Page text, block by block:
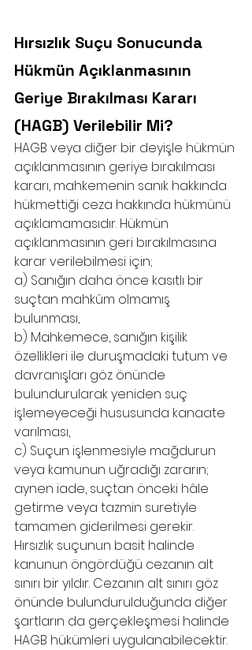
Hırsızlık Suçu Sonucunda
Hükmün Açıklanmasının
Geriye Bırakılması Kararı
(HAGB) Verilebilir Mi?
HAGB veya diğer bir deyişle hükmün
açıklanmasının geriye bırakılması
kararı, mahkemenin sanık hakkında
hükmettiği ceza hakkında hükmünü
açıklamamasıdır. Hükmün
açıklanmasının geri bırakılmasına
karar verilebilmesi için;
a) Sanığın daha önce kasıtlı bir
suçtan mahkûm olmamış
bulunması,
b) Mahkemece, sanığın kişilik
özellikleri ile duruşmadaki tutum ve
davranışları göz önünde
bulundurularak yeniden suç
işlemeyeceği hususunda kanaate
varılması,
c) Suçun işlenmesiyle mağdurun
veya kamunun uğradığı zararın;
aynen iade, suçtan önceki hâle
getirme veya tazmin suretiyle
tamamen giderilmesi gerekir.
Hırsızlık suçunun basit halinde
kanunun öngördüğü cezanın alt
sınırı bir yıldır. Cezanın alt sınırı göz
önünde bulundurulduğunda diğer
şartların da gerçekleşmesi halinde
HAGB hükümleri uygulanabilecektir.